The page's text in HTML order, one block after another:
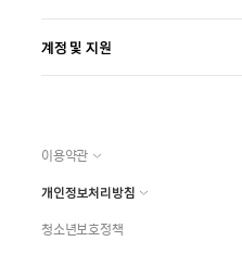
계정 및 지원
이용약관
개인정보처리방침
청소년보호정책